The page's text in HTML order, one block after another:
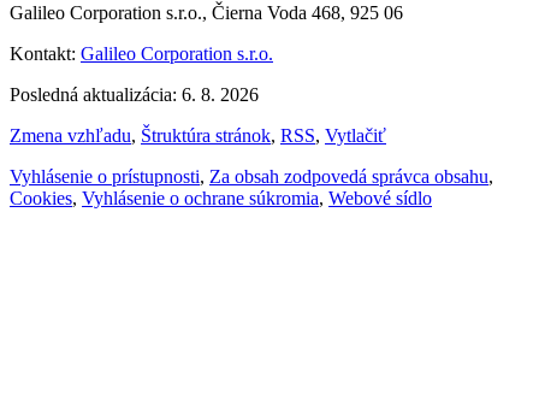
Galileo Corporation s.r.o., Čierna Voda 468, 925 06
Kontakt: Galileo Corporation s.r.o.
Posledná aktualizácia: 6. 8. 2026
Zmena vzhľadu, Štruktúra stránok, RSS, Vytlačiť
Vyhlásenie o prístupnosti, Za obsah zodpovedá správca obsahu,
Cookies, Vyhlásenie o ochrane súkromia, Webové sídlo